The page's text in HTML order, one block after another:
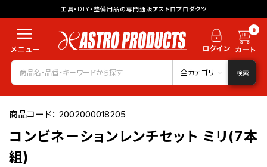
工具・DIY・整備用品の専門通販アストロプロダクツ
0
全カテゴリ 検索
商品コード：2002000018205
コンビネーションレンチセット ミリ(7本
組)